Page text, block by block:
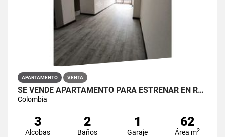
APARTAMENTO VENTA
SE VENDE APARTAMENTO PARA ESTRENAR EN RESTREPO ANTONIO NARIÑO
Colombia
3
Alcobas
2
Baños
1
Garaje
62
Área m2